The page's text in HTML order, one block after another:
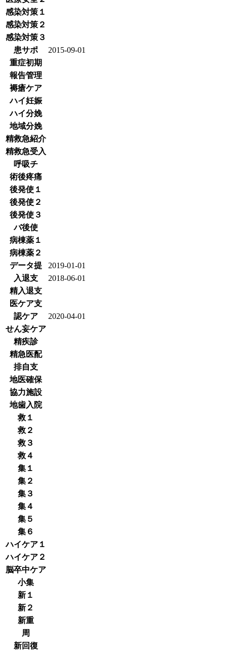
感染対策１
感染対策２
感染対策３
患サポ
2015-09-01
重症初期
報告管理
褥瘡ケア
ハイ妊娠
ハイ分娩
地域分娩
精救急紹介
精救急受入
呼吸チ
術後疼痛
後発使１
後発使２
後発使３
バ後使
病棟薬１
病棟薬２
データ提
2019-01-01
入退支
2018-06-01
精入退支
医ケア支
認ケア
2020-04-01
せん妄ケア
精疾診
精急医配
排自支
地医確保
協力施設
地歯入院
救１
救２
救３
救４
集１
集２
集３
集４
集５
集６
ハイケア１
ハイケア２
脳卒中ケア
小集
新１
新２
新重
周
新回復